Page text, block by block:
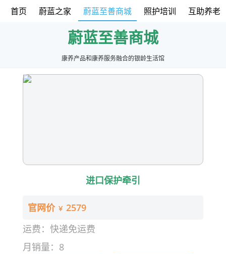
首页 蔚蓝之家 蔚蓝至善商城 照护培训 互助养老
蔚蓝至善商城
康养产品和康养服务融合的银龄生活馆
进口保护牵引
官网价 ￥ 2579
运费：快递免运费
月销量：8